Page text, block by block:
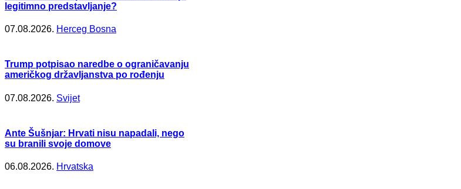
legitimno predstavljanje?
07.08.2026. Herceg Bosna
Trump potpisao naredbe o ograničavanju
američkog državljanstva po rođenju
07.08.2026. Svijet
Ante Šušnjar: Hrvati nisu napadali, nego
su branili svoje domove
06.08.2026. Hrvatska